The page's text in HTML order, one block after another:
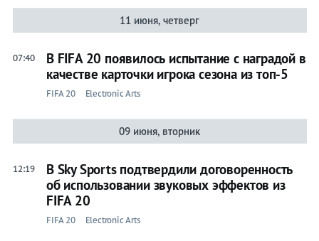
11 июня, четверг
07:40
В FIFA 20 появилось испытание с наградой в
качестве карточки игрока сезона из топ-5
FIFA 20 Electronic Arts
09 июня, вторник
12:19
В Sky Sports подтвердили договоренность
об использовании звуковых эффектов из
FIFA 20
FIFA 20 Electronic Arts